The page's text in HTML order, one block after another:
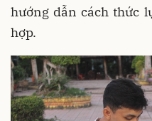
hướng dẫn cách thức
hợp.